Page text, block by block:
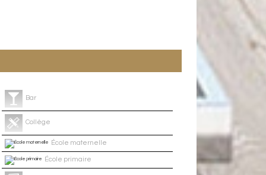
Bar
Collège
École maternelle
École primaire